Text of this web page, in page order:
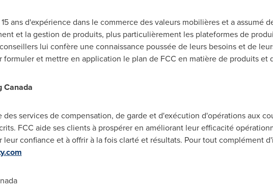
ans d'expérience dans le commerce des valeurs mobilières et a assumé
et la gestion de produits, plus particulièrement les plateformes de
lui confère une connaissance poussée de leurs besoins et de
et mettre en application le plan de FCC en matière de produits et
Canada
des services de compensation, de garde et d'exécution d'opérations aux
FCC aide ses clients à prospérer en améliorant leur efficacité
leur confiance et à offrir à la fois clarté et résultats. Pour tout complément